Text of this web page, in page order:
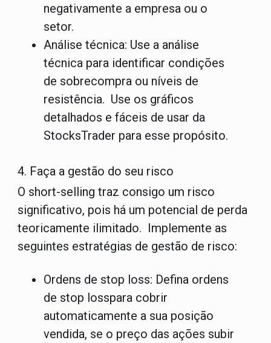
negativamente a empresa ou o
setor.
Análise técnica: Use a análise
técnica para identificar condições
de sobrecompra ou níveis de
resistência. Use os gráficos
detalhados e fáceis de usar da
StocksTrader para esse propósito.
4. Faça a gestão do seu risco
O short-selling traz consigo um risco
significativo, pois há um potencial de perda
teoricamente ilimitado. Implemente as
seguintes estratégias de gestão de risco:
Ordens de stop loss: Defina ordens
de stop losspara cobrir
automaticamente a sua posição
vendida, se o preço das ações subir